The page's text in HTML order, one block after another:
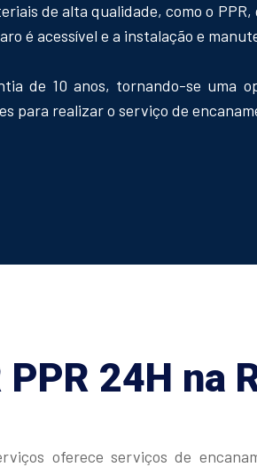
de alta qualidade, como o
é acessível e a instalação e
de 10 anos, tornando-se
para realizar o serviço de
PPR 24H na
oferece serviços de